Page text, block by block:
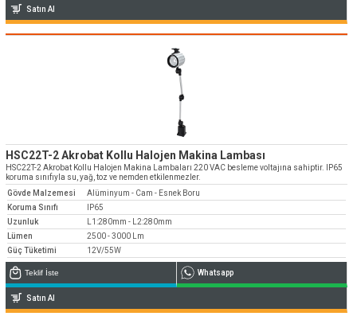
Emos Dünya’da ve Türkiye’de Bayi ağını
Satın Al
HSC22T-2 Akrobat Kollu Halojen Makina Lambası
HSC22T-2 Akrobat Kollu Halojen Makina Lambaları 220 VAC besleme voltajına sahiptir. IP65
koruma sınıfıyla su, yağ, toz ve nemden etkilenmezler.
Gövde Malzemesi
Alüminyum - Cam - Esnek Boru
Koruma Sınıfı
IP65
Uzunluk
L1:280mm - L2:280mm
Lümen
2500 - 3000 Lm
Güç Tüketimi
12V/55W
Teklif İste Whatsapp
Satın Al